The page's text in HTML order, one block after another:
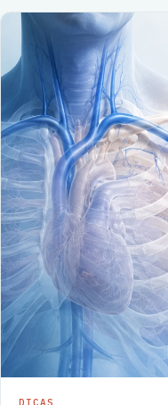
DICAS